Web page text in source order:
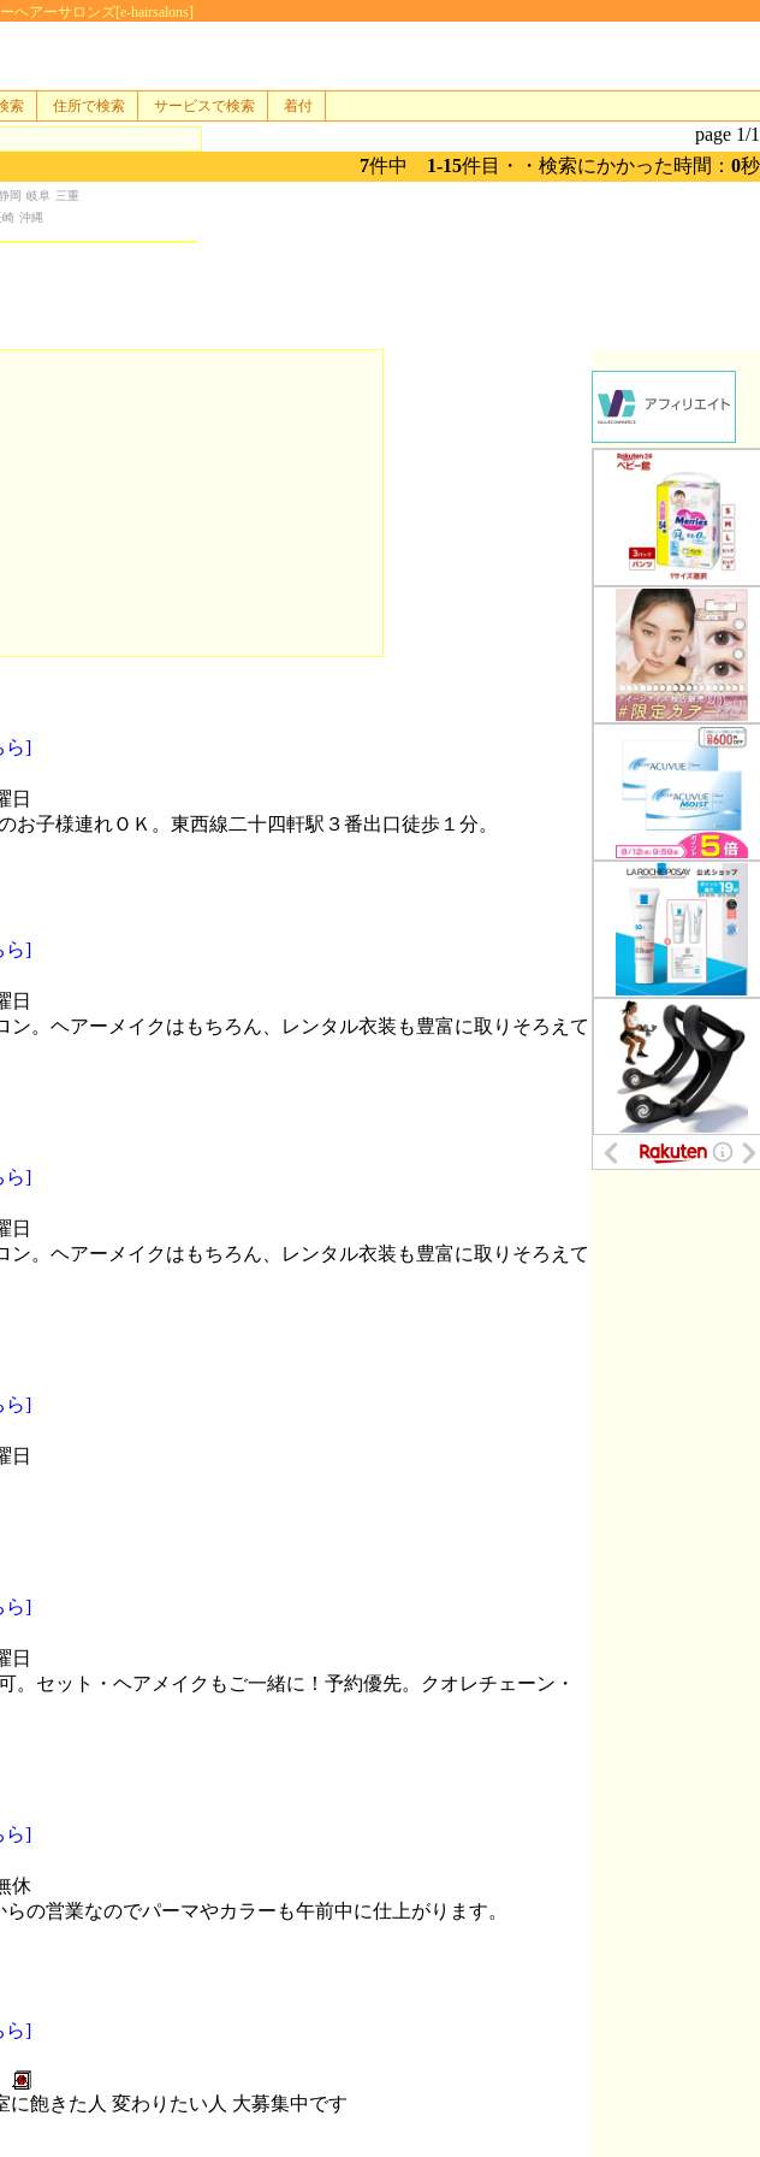
ヘアーサロンズ[e-hairsalons]
page 1/1
7件中 1-15件目・・検索にかかった時間： 0秒
ら]
日
子様連れＯＫ。東西線二十四軒駅３番出口徒歩１分。
ら]
日
。ヘアーメイクはもちろん、レンタル衣装も豊富に取りそろえて
ら]
日
。ヘアーメイクはもちろん、レンタル衣装も豊富に取りそろえて
ら]
日
ら]
日
セット・ヘアメイクもご一緒に！予約優先。クオレチェーン・
ら]
休
の営業なのでパーマやカラーも午前中に仕上がります。
ら]
飽きた人 変わりたい人 大募集中です
岡 岐阜 三重
崎 沖縄
索 住所で検索 サービスで検索 着付